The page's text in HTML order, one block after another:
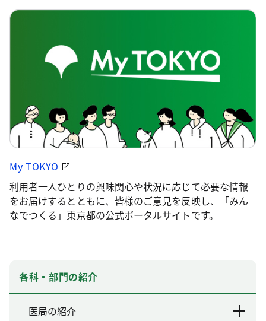
My TOKYO
利用者一人ひとりの興味関心や状況に応じて必要な情報
をお届けするとともに、皆様のご意見を反映し、「みん
なでつくる」東京都の公式ポータルサイトです。
各科・部門の紹介
医局の紹介